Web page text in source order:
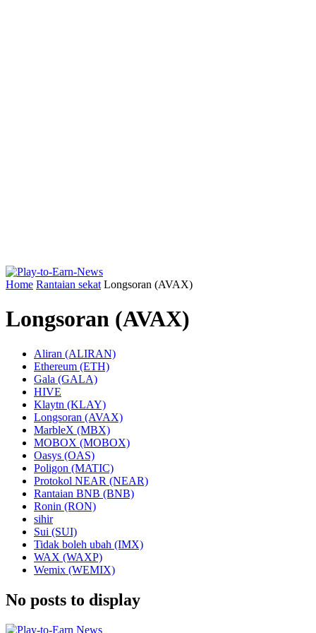
Home Rantaian sekat Longsoran (AVAX)
Longsoran (AVAX)
Aliran (ALIRAN)
Ethereum (ETH)
Gala (GALA)
HIVE
Klaytn (KLAY)
Longsoran (AVAX)
MarbleX (MBX)
MOBOX (MOBOX)
Oasys (OAS)
Poligon (MATIC)
Protokol NEAR (NEAR)
Rantaian BNB (BNB)
Ronin (RON)
sihir
Sui (SUI)
Tidak boleh ubah (IMX)
WAX (WAXP)
Wemix (WEMIX)
No posts to display